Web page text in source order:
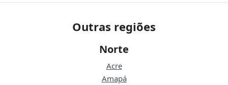
Outras regiões
Norte
Acre
Amapá